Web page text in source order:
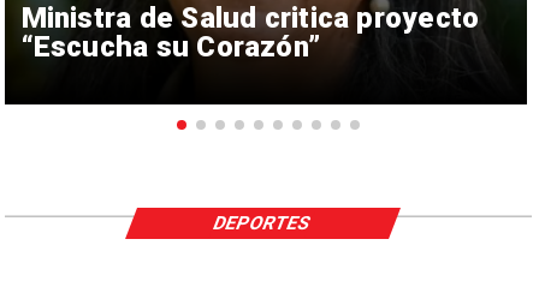
Ministra de Salud critica proyecto
“Escucha su Corazón”
DEPORTES